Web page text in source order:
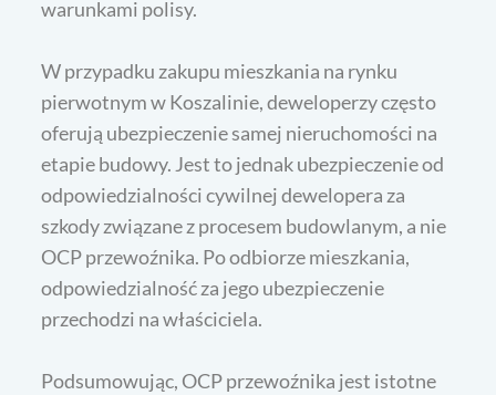
warunkami polisy.
W przypadku zakupu mieszkania na rynku
pierwotnym w Koszalinie, deweloperzy często
oferują ubezpieczenie samej nieruchomości na
etapie budowy. Jest to jednak ubezpieczenie od
odpowiedzialności cywilnej dewelopera za
szkody związane z procesem budowlanym, a nie
OCP przewoźnika. Po odbiorze mieszkania,
odpowiedzialność za jego ubezpieczenie
przechodzi na właściciela.
Podsumowując, OCP przewoźnika jest istotne